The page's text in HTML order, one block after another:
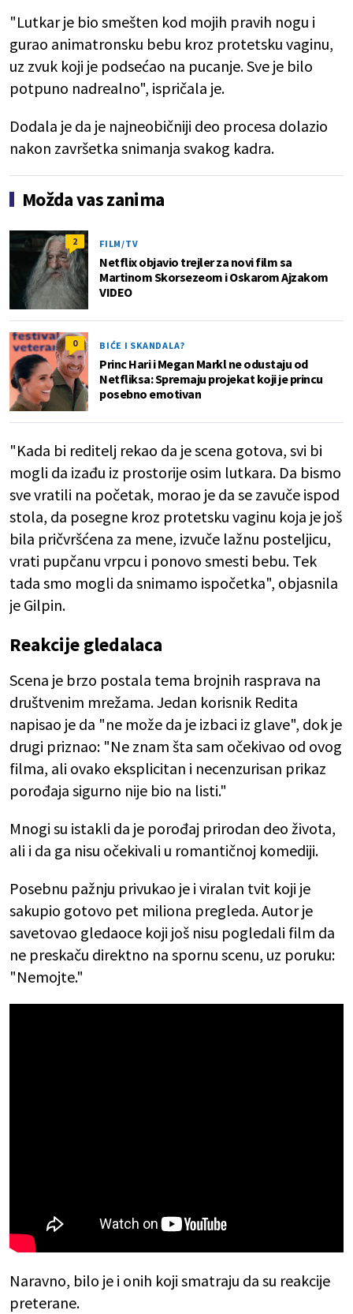
"Lutkar je bio smešten kod mojih pravih nogu i
gurao animatronsku bebu kroz protetsku vaginu,
uz zvuk koji je podsećao na pucanje. Sve je bilo
potpuno nadrealno", ispričala je.
Dodala je da je najneobičniji deo procesa dolazio
nakon završetka snimanja svakog kadra.
Možda vas zanima
2 FILM/TV
Netflix objavio trejler za novi film sa
Martinom Skorsezeom i Oskarom Ajzakom
VIDEO
0 BIĆE I SKANDALA?
Princ Hari i Megan Markl ne odustaju od
Netfliksa: Spremaju projekat koji je princu
posebno emotivan
"Kada bi reditelj rekao da je scena gotova, svi bi
mogli da izađu iz prostorije osim lutkara. Da bismo
sve vratili na početak, morao je da se zavuče ispod
stola, da posegne kroz protetsku vaginu koja je još
bila pričvršćena za mene, izvuče lažnu posteljicu,
vrati pupčanu vrpcu i ponovo smesti bebu. Tek
tada smo mogli da snimamo ispočetka", objasnila
je Gilpin.
Reakcije gledalaca
Scena je brzo postala tema brojnih rasprava na
društvenim mrežama. Jedan korisnik Redita
napisao je da "ne može da je izbaci iz glave", dok je
drugi priznao: "Ne znam šta sam očekivao od ovog
filma, ali ovako eksplicitan i necenzurisan prikaz
porođaja sigurno nije bio na listi."
Mnogi su istakli da je porođaj prirodan deo života,
ali i da ga nisu očekivali u romantičnoj komediji.
Posebnu pažnju privukao je i viralan tvit koji je
sakupio gotovo pet miliona pregleda. Autor je
savetovao gledaoce koji još nisu pogledali film da
ne preskaču direktno na spornu scenu, uz poruku:
"Nemojte."
Naravno, bilo je i onih koji smatraju da su reakcije
preterane.